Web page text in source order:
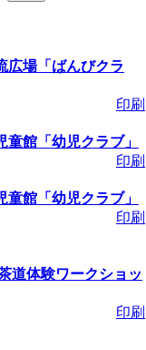
～
る塾
：～
ばん
08/
場「
～
広場「ばんびクラ
印刷
童館「幼児クラブ」
印刷
童館「幼児クラブ」
印刷
体験ワークショッ
印刷